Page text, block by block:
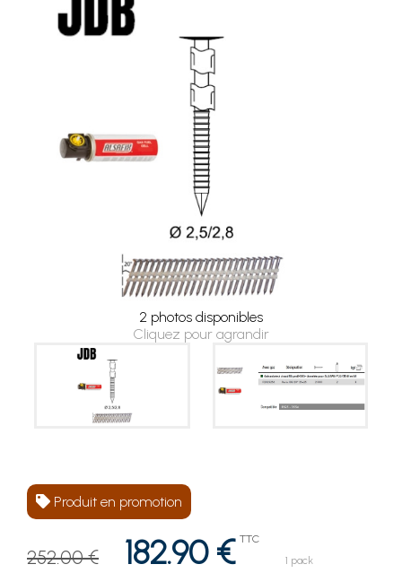
2 photos disponibles
Cliquez pour agrandir
Produit en promotion
252.00 € 182.90 € TTC
1 pack